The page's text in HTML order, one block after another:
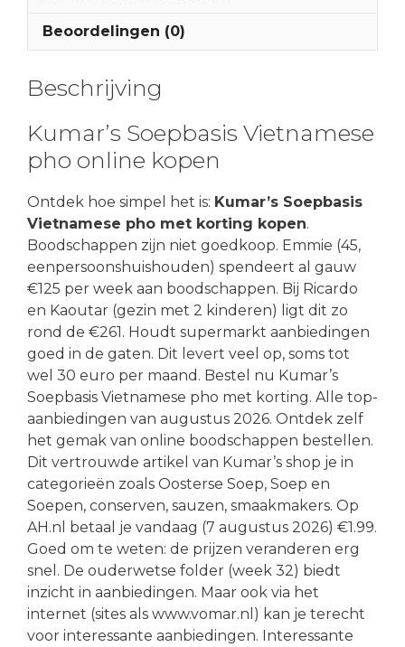
Beoordelingen (0)
Beschrijving
Kumar’s Soepbasis Vietnamese
pho online kopen
Ontdek hoe simpel het is: Kumar’s Soepbasis
Vietnamese pho met korting kopen.
Boodschappen zijn niet goedkoop. Emmie (45,
eenpersoonshuishouden) spendeert al gauw
€125 per week aan boodschappen. Bij Ricardo
en Kaoutar (gezin met 2 kinderen) ligt dit zo
rond de €261. Houdt supermarkt aanbiedingen
goed in de gaten. Dit levert veel op, soms tot
wel 30 euro per maand. Bestel nu Kumar’s
Soepbasis Vietnamese pho met korting. Alle top-
aanbiedingen van augustus 2026. Ontdek zelf
het gemak van online boodschappen bestellen.
Dit vertrouwde artikel van Kumar’s shop je in
categorieën zoals Oosterse Soep, Soep en
Soepen, conserven, sauzen, smaakmakers. Op
AH.nl betaal je vandaag (7 augustus 2026) €1.99.
Goed om te weten: de prijzen veranderen erg
snel. De ouderwetse folder (week 32) biedt
inzicht in aanbiedingen. Maar ook via het
internet (sites als www.vomar.nl) kan je terecht
voor interessante aanbiedingen. Interessante